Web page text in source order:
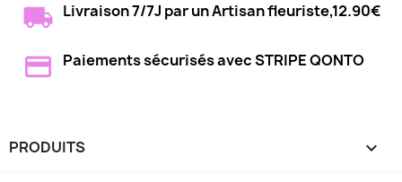
Livraison 7/7J par un Artisan fleuriste,12.90€
Paiements sécurisés avec STRIPE QONTO
PRODUITS 